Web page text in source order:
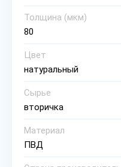
Толщина (мкм)
80
Цвет
натуральный
Сырье
вторичка
Материал
ПВД